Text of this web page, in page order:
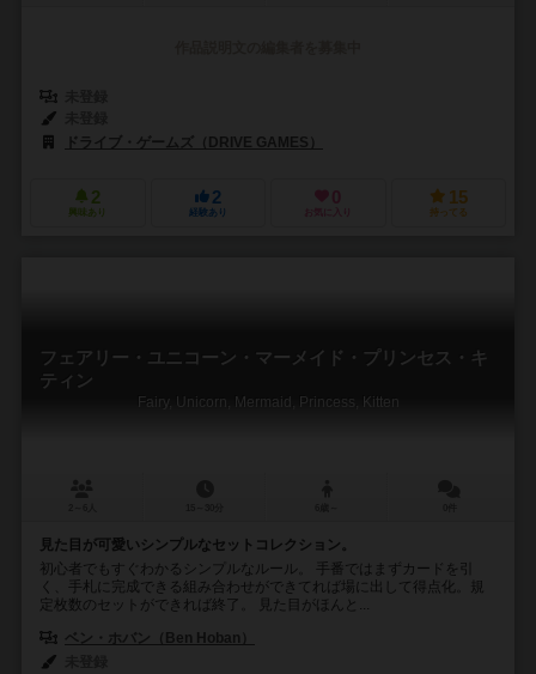
ドライブ・ゲームズ（DRIVE GAMES）
2
興味あり
2
経験あり
0
お気に入り
15
持ってる
フェアリー・ユニコーン・マーメイド・プリンセス・キ
ティン
Fairy, Unicorn, Mermaid, Princess, Kitten
見た目が可愛いシンプルなセットコレクション。
初心者でもすぐわかるシンプルなルール。 手番ではまずカードを引
く、手札に完成できる組み合わせができてれば場に出して得点化。規
定枚数のセットができれば終了。 見た目がほんと...
ベン・ホバン（Ben Hoban）